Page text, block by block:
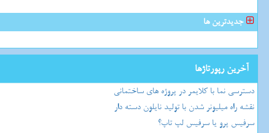
جدیدترین ها
آخرین رپورتاژها
دسترسی نما با کلایمر در پروژه های ساختمانی
نقشه راه میلیونر شدن با تولید نایلون دسته دار
سرفیس پرو یا سرفیس لپ تاپ؟